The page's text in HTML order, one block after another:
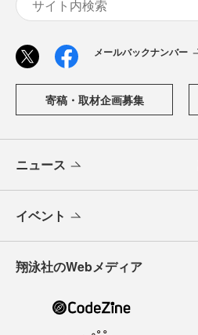
メールバックナンバー
寄稿・取材企画募集
ニュース
イベント
翔泳社のWebメディア